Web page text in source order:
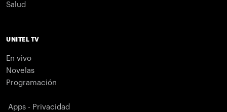
Salud
UNITEL TV
En vivo
Novelas
Programación
Apps - Privacidad